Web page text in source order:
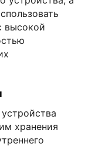
высокой
хранения